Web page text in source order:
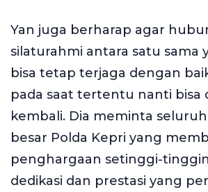
Yan juga berharap agar
silaturahmi antara satu sama
bisa tetap terjaga dengan
pada saat tertentu nanti bisa
kembali. Dia meminta
besar Polda Kepri yang
penghargaan setinggi-
dedikasi dan prestasi yang